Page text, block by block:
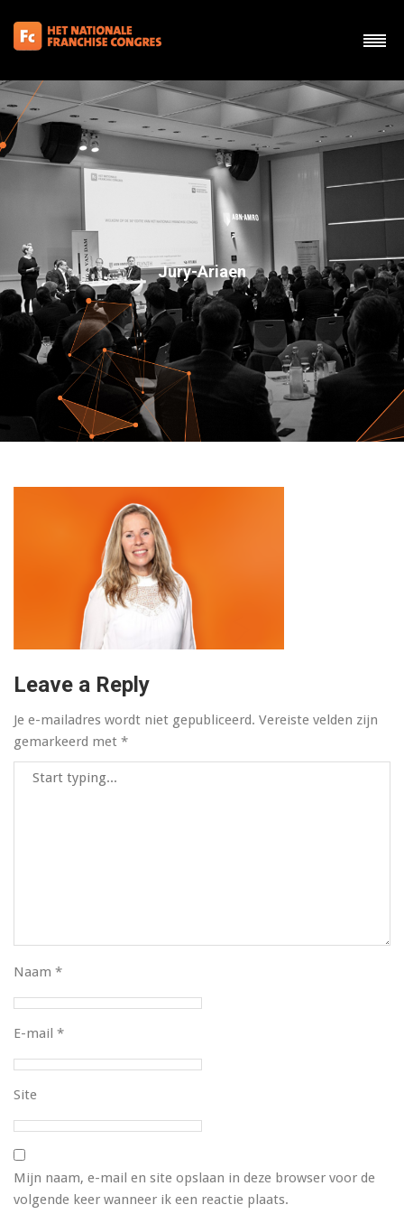
Jury-Ariaen
Leave a Reply
Je e-mailadres wordt niet gepubliceerd. Vereiste velden zijn
gemarkeerd met *
Naam *
E-mail *
Site
Mijn naam, e-mail en site opslaan in deze browser voor de
volgende keer wanneer ik een reactie plaats.